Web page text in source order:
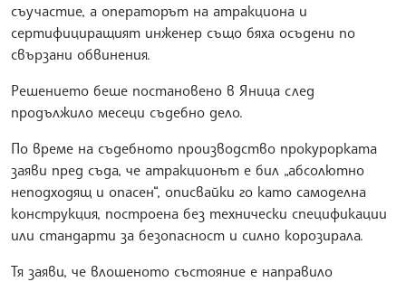
съучастие, а операторът на атракциона и
сертифициращият инженер също бяха осъдени по
свързани обвинения.
Решението беше постановено в Яница след
продължило месеци съдебно дело.
По време на съдебното производство прокурорката
заяви пред съда, че атракционът е бил „абсолютно
неподходящ и опасен“, описвайки го като самоделна
конструкция, построена без технически спецификации
или стандарти за безопасност и силно корозирала.
Тя заяви, че влошеното състояние е направило